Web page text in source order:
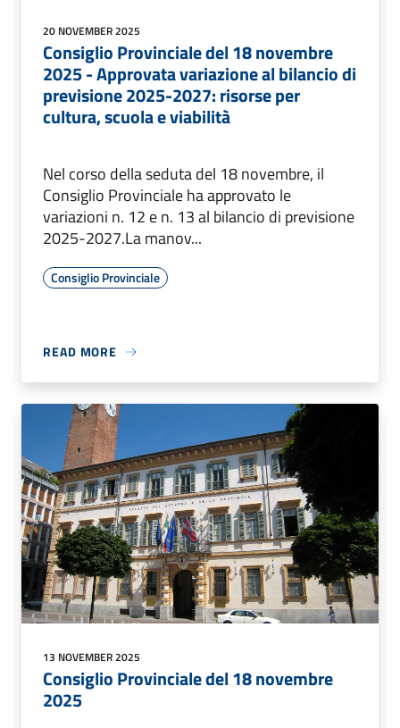
20 NOVEMBER 2025
Consiglio Provinciale del 18 novembre
2025 - Approvata variazione al bilancio di
previsione 2025-2027: risorse per
cultura, scuola e viabilità
Nel corso della seduta del 18 novembre, il
Consiglio Provinciale ha approvato le
variazioni n. 12 e n. 13 al bilancio di previsione
2025-2027.La manov...
Consiglio Provinciale
READ MORE
13 NOVEMBER 2025
Consiglio Provinciale del 18 novembre
2025